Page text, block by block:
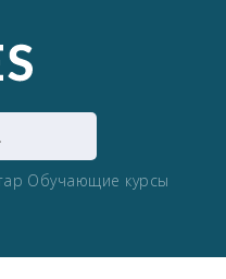
Обучающие курсы